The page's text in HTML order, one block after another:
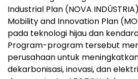
Industrial Plan (NOVA
Mobility and Innovation Plan
pada teknologi hijau dan
Program-program tersebut
perusahaan untuk
dekarbonisasi, inovasi, dan